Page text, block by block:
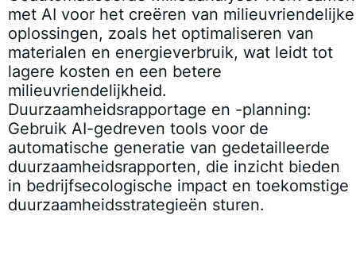
met AI voor het creëren van milieuvriendelijke
oplossingen, zoals het optimaliseren van
materialen en energieverbruik, wat leidt tot
lagere kosten en een betere
milieuvriendelijkheid.
Duurzaamheidsrapportage en -planning:
Gebruik AI-gedreven tools voor de
automatische generatie van gedetailleerde
duurzaamheidsrapporten, die inzicht bieden
in bedrijfsecologische impact en toekomstige
duurzaamheidsstrategieën sturen.